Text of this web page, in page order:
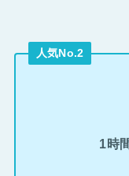
人気No.2
1時